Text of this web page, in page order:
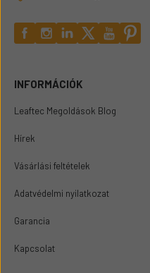
INFORMÁCIÓK
Leaftec Megoldások Blog
Hírek
Vásárlási feltételek
Adatvédelmi nyilatkozat
Garancia
Kapcsolat